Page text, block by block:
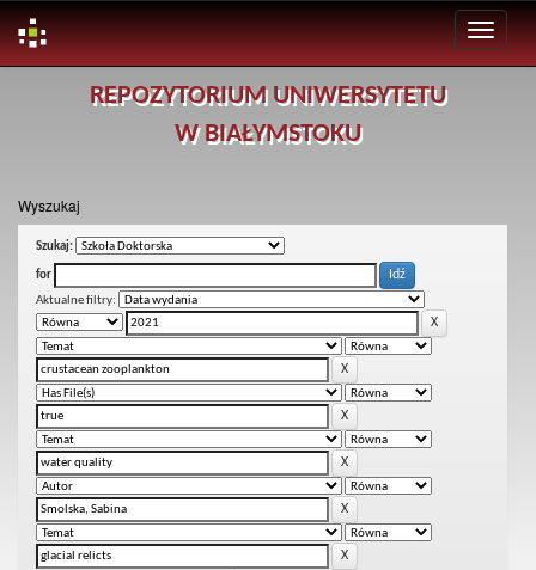
REPOZYTORIUM UNIWERSYTETU
W BIAŁYMSTOKU
Wyszukaj
Szukaj:
for
Aktualne filtry: